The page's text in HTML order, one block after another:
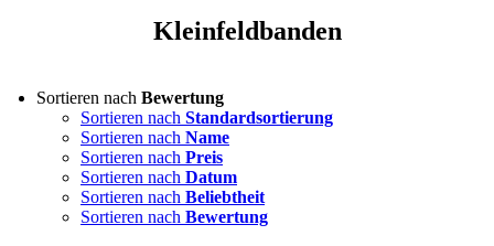
Kleinfeldbanden
Sortieren nach Bewertung
Sortieren nach Standardsortierung
Sortieren nach Name
Sortieren nach Preis
Sortieren nach Datum
Sortieren nach Beliebtheit
Sortieren nach Bewertung